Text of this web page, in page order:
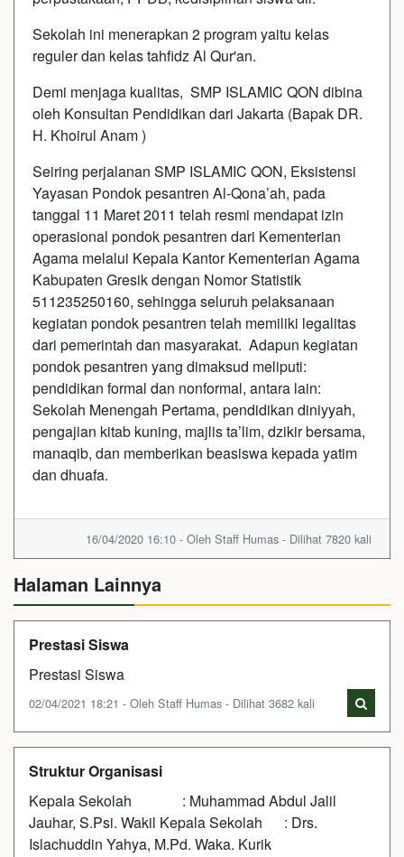
Sekolah ini menerapkan 2 program yaitu kelas
reguler dan kelas tahfidz Al Qur'an.
Demi menjaga kualitas, SMP ISLAMIC QON dibina
oleh Konsultan Pendidikan dari Jakarta (Bapak DR.
H. Khoirul Anam )
Seiring perjalanan SMP ISLAMIC QON, Eksistensi
Yayasan Pondok pesantren Al-Qona’ah, pada
tanggal 11 Maret 2011 telah resmi mendapat izin
operasional pondok pesantren dari Kementerian
Agama melalui Kepala Kantor Kementerian Agama
Kabupaten Gresik dengan Nomor Statistik
511235250160, sehingga seluruh pelaksanaan
kegiatan pondok pesantren telah memiliki legalitas
dari pemerintah dan masyarakat. Adapun kegiatan
pondok pesantren yang dimaksud meliputi:
pendidikan formal dan nonformal, antara lain:
Sekolah Menengah Pertama, pendidikan diniyyah,
pengajian kitab kuning, majlis ta’lim, dzikir bersama,
manaqib, dan memberikan beasiswa kepada yatim
dan dhuafa.
16/04/2020 16:10 - Oleh Staff Humas - Dilihat 7820 kali
Halaman Lainnya
Prestasi Siswa
Prestasi Siswa
02/04/2021 18:21 - Oleh Staff Humas - Dilihat 3682 kali
Struktur Organisasi
Kepala Sekolah : Muhammad Abdul Jalil
Jauhar, S.Psi. Wakil Kepala Sekolah : Drs.
Islachuddin Yahya, M.Pd. Waka. Kurik